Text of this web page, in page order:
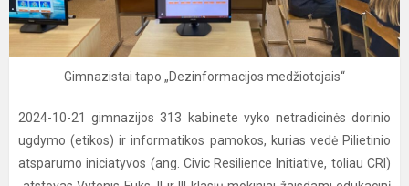
Gimnazistai tapo „Dezinformacijos medžiotojais“
2024-10-21 gimnazijos 313 kabinete vyko netradicinės dorinio
ugdymo (etikos) ir informatikos pamokos, kurias vedė Pilietinio
atsparumo iniciatyvos (ang. Civic Resilience Initiative, toliau CRI)